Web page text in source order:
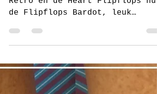
juf Sas
18 aug 2017
4 minuten om te lezen
Flip flops Bardot
Sas met gratis